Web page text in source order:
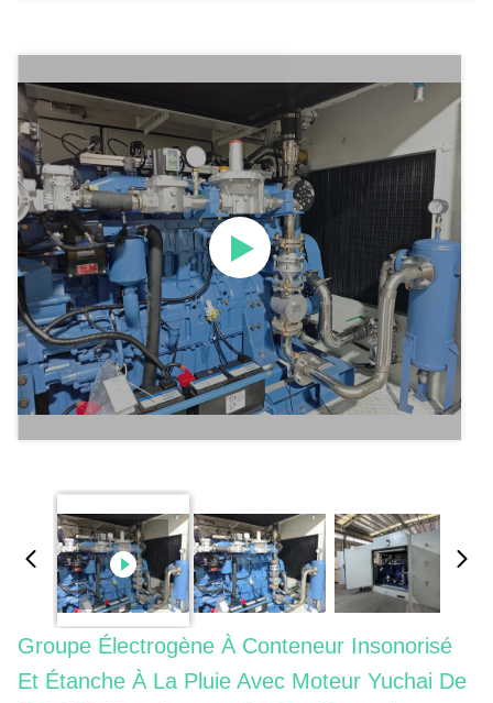
Groupe Électrogène À Conteneur Insonorisé
Et Étanche À La Pluie Avec Moteur Yuchai De